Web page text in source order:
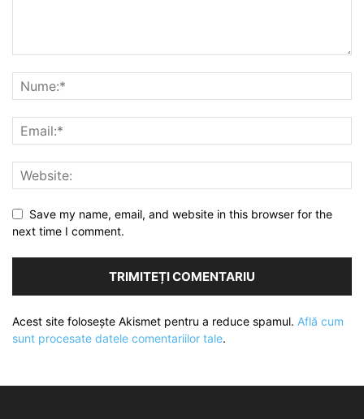
Save my name, email, and website in this browser for the
next time I comment.
Acest site folosește Akismet pentru a reduce spamul. Află cum
sunt procesate datele comentariilor tale.